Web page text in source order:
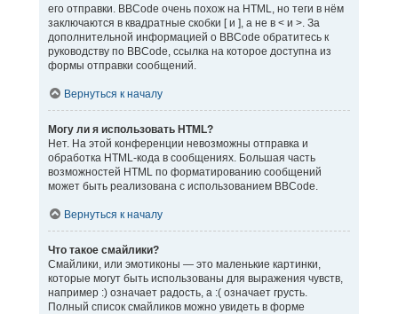
его отправки. BBCode очень похож на HTML, но теги в нём
заключаются в квадратные скобки [ и ], а не в < и >. За
дополнительной информацией о BBCode обратитесь к
руководству по BBCode, ссылка на которое доступна из
формы отправки сообщений.
Вернуться к началу
Могу ли я использовать HTML?
Нет. На этой конференции невозможны отправка и
обработка HTML-кода в сообщениях. Большая часть
возможностей HTML по форматированию сообщений
может быть реализована с использованием BBCode.
Вернуться к началу
Что такое смайлики?
Смайлики, или эмотиконы — это маленькие картинки,
которые могут быть использованы для выражения чувств,
например :) означает радость, а :( означает грусть.
Полный список смайликов можно увидеть в форме